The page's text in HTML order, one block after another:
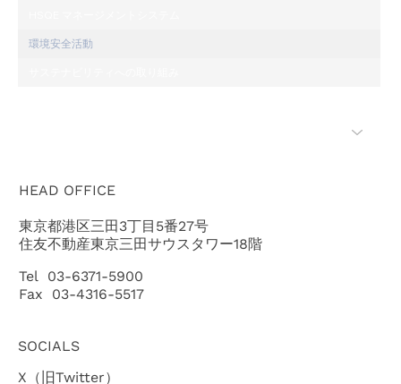
環境安全活動
HEAD OFFICE
東京都港区三田3丁目5番27号
住友不動産東京三田サウスタワー18階
Tel 03-6371-5900
Fax 03-4316-5517
SOCIALS
X（旧Twitter）